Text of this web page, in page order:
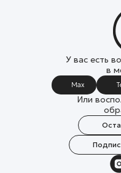
У вас есть
в
Max
Или